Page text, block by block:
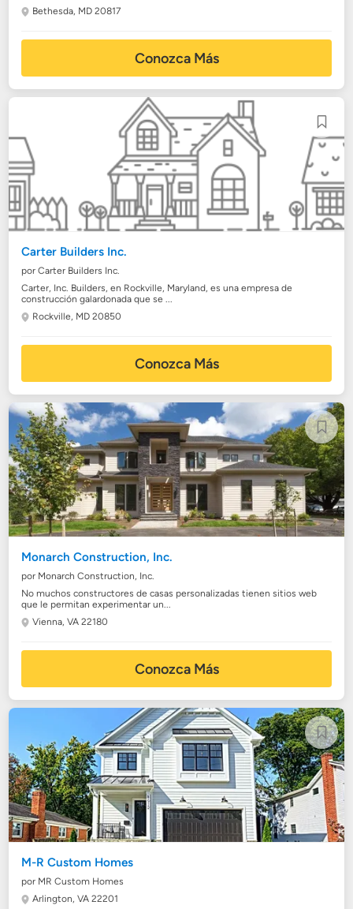
Bethesda, MD 20817
Conozca Más
Carter Builders Inc.
por Carter Builders Inc.
Carter, Inc. Builders, en Rockville, Maryland, es una empresa de
construcción galardonada que se ...
Rockville, MD 20850
Conozca Más
Monarch Construction, Inc.
por Monarch Construction, Inc.
No muchos constructores de casas personalizadas tienen sitios web
que le permitan experimentar un...
Vienna, VA 22180
Conozca Más
M-R Custom Homes
por MR Custom Homes
Arlington, VA 22201